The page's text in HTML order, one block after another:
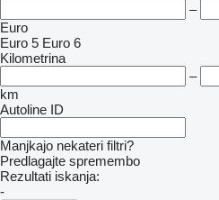
–
Euro
Euro 5 Euro 6
Kilometrina
–
km
Autoline ID
Manjkajo nekateri filtri?
Predlagajte spremembo
Rezultati iskanja:
-